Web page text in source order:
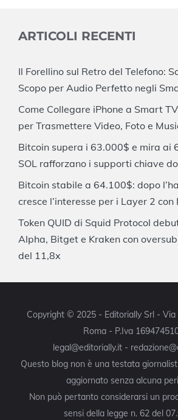
ARTICOLI RECENTI
Il Forellino sul Retro del Telefono:
Scopo per Audio Perfetto negli
Come Collegare iPhone a Smart
per Trasmettere Video, Foto e
Bitcoin supera i 63.000$ e mira ai
SOL rafforzano i supporti chiave
Bitcoin stabile a 64.100$: dopo
cresce l’interesse per i Layer 2
Token QUID di Squid Protocol
Alpha, Bitget e Kraken con
del 11,8x
Copyright © 2025 - Editorially Srl -
Roma - P.Iva
legal@editorially.it -
Questo blog non è una testata
aggiornato senza alcuna
Non può pertanto considerarsi un
sensi della legge n. 62 del